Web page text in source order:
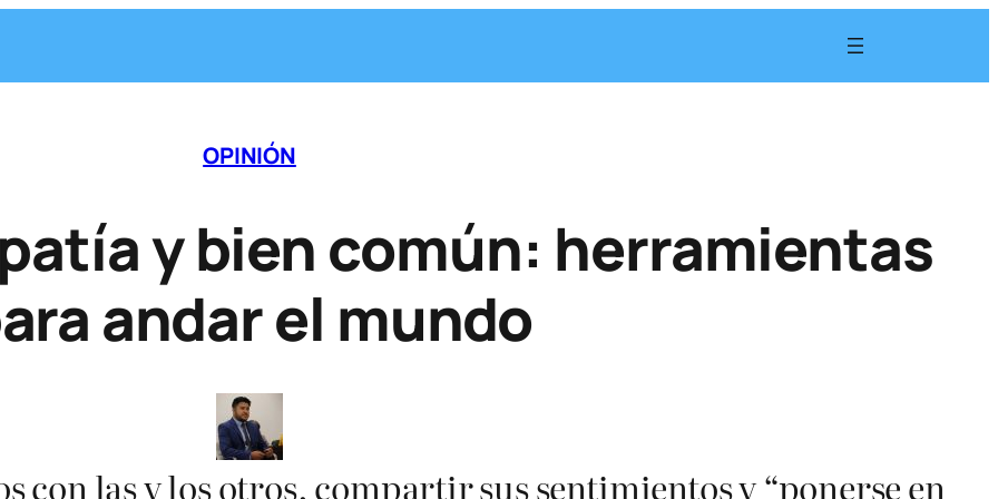
OPINIÓN
y bien común: herramientas
andar el mundo
con las y los otros, compartir sus sentimientos y “ponerse en